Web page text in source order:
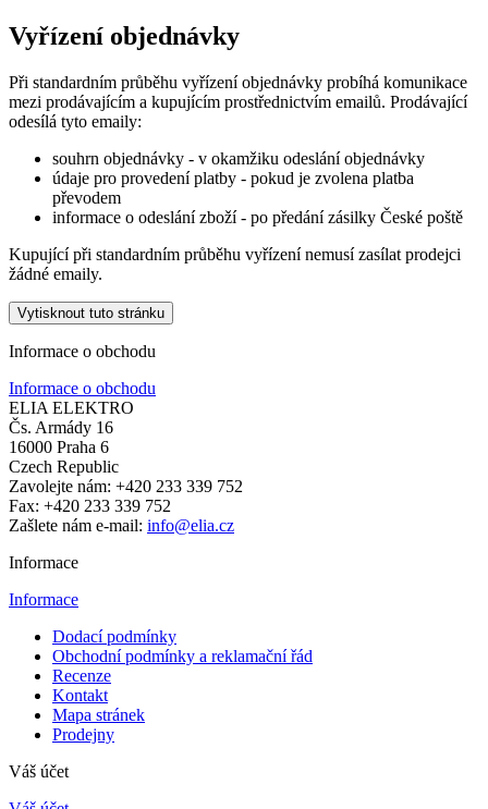
Vyřízení objednávky
Při standardním průběhu vyřízení objednávky probíhá komunikace
mezi prodávajícím a kupujícím prostřednictvím emailů. Prodávající
odesílá tyto emaily:
souhrn objednávky - v okamžiku odeslání objednávky
údaje pro provedení platby - pokud je zvolena platba
převodem
informace o odeslání zboží - po předání zásilky České poště
Kupující při standardním průběhu vyřízení nemusí zasílat prodejci
žádné emaily.
Informace o obchodu
Informace o obchodu
ELIA ELEKTRO
Čs. Armády 16
16000 Praha 6
Czech Republic
Zavolejte nám: +420 233 339 752
Fax: +420 233 339 752
Zašlete nám e-mail: info@elia.cz
Informace
Informace
Dodací podmínky
Obchodní podmínky a reklamační řád
Recenze
Kontakt
Mapa stránek
Prodejny
Váš účet